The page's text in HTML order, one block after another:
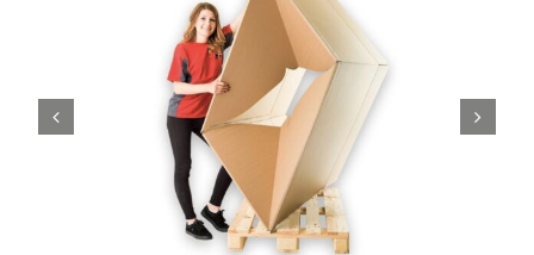
Formation & carrière